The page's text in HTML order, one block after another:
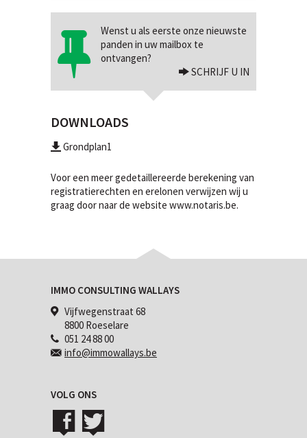
Wenst u als eerste onze nieuwste
panden in uw mailbox te
ontvangen?
SCHRIJF U IN
DOWNLOADS
Grondplan1
Voor een meer gedetaillereerde berekening van
registratierechten en erelonen verwijzen wij u
graag door naar de website www.notaris.be.
IMMO CONSULTING WALLAYS
Vijfwegenstraat 68
8800 Roeselare
051 24 88 00
info@immowallays.be
VOLG ONS